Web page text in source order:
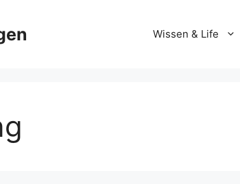
Wissen & Life